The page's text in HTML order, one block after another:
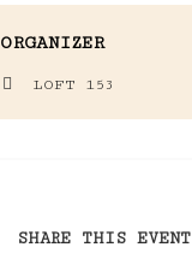
ORGANIZER
LOFT 153
SHARE THIS EVENT